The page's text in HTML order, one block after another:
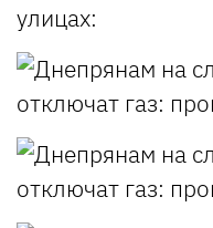
улицах: